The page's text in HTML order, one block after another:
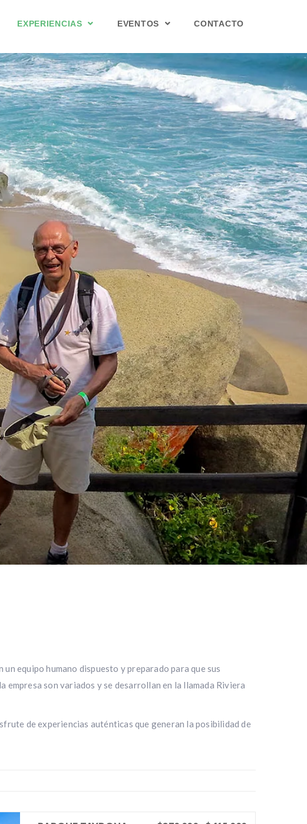
EXPERIENCIAS EVENTOS CONTACTO
equipo humano dispuesto y preparado para que sus
empresa son variados y se desarrollan en la llamada Riviera
de experiencias auténticas que generan la posibilidad de